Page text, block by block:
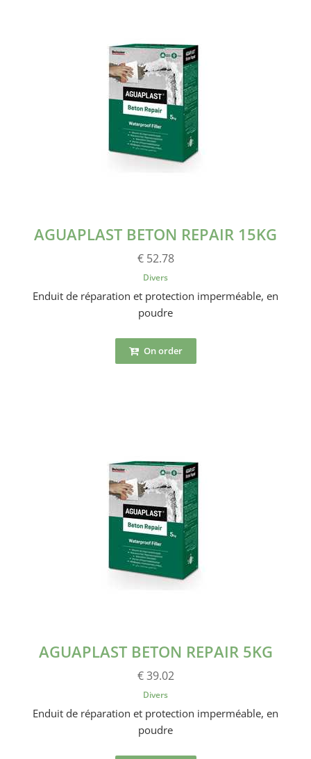
AGUAPLAST BETON REPAIR 15KG
€ 52.78
Divers
Enduit de réparation et protection imperméable, en
poudre
On order
AGUAPLAST BETON REPAIR 5KG
€ 39.02
Divers
Enduit de réparation et protection imperméable, en
poudre